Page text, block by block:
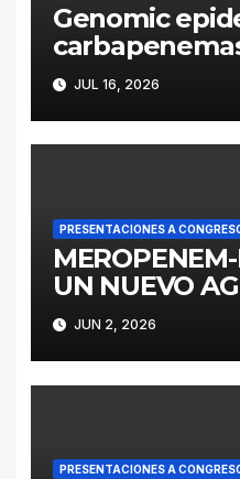
Genomic
producing
cloacae
Argentina: a
JUL 16, 2026
PRESENTACIONES A
UN NUEVO
A JUN 2, 2026
PRESENTACIONES A